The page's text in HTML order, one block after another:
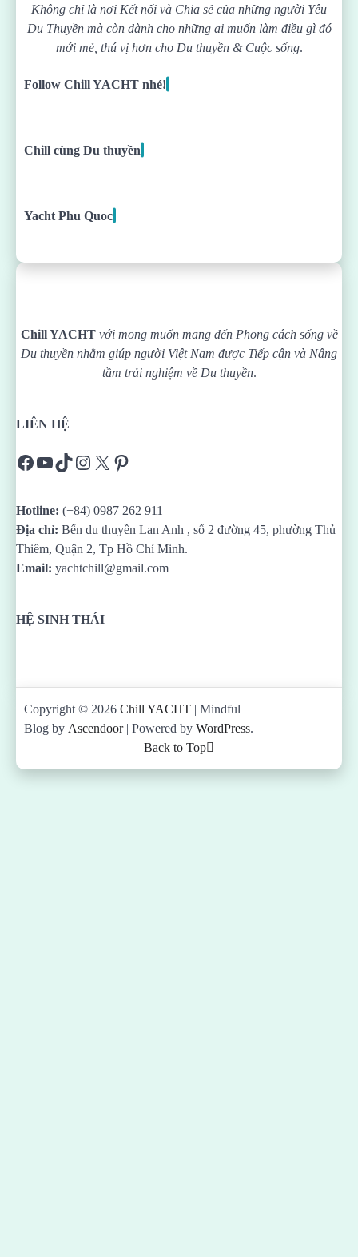
Không chỉ là nơi Kết nối và Chia sẻ của những người Yêu
Du Thuyền mà còn dành cho những ai muốn làm điều gì đó
mới mẻ, thú vị hơn cho Du thuyền & Cuộc sống.
Follow Chill YACHT nhé!
Chill cùng Du thuyền
Yacht Phu Quoc
Chill YACHTvới mong muốn mang đến Phong cách sống về
Du thuyền nhằm giúp người Việt Nam được Tiếp cận và Nâng
tầm trải nghiệm về Du thuyền.
LIÊN HỆ
Facebook
YouTube
TikTok
Instagram
X Pinterest
Hotline: (+84) 0987 262 911
Địa chỉ: Bến du thuyền Lan Anh , số 2 đường 45, phường Thủ
Thiêm, Quận 2, Tp Hồ Chí Minh.
Email: yachtchill@gmail.com
HỆ SINH THÁI
Copyright © 2026 Chill YACHT | Mindful
Blog by Ascendoor| Powered by WordPress.
Back to Top